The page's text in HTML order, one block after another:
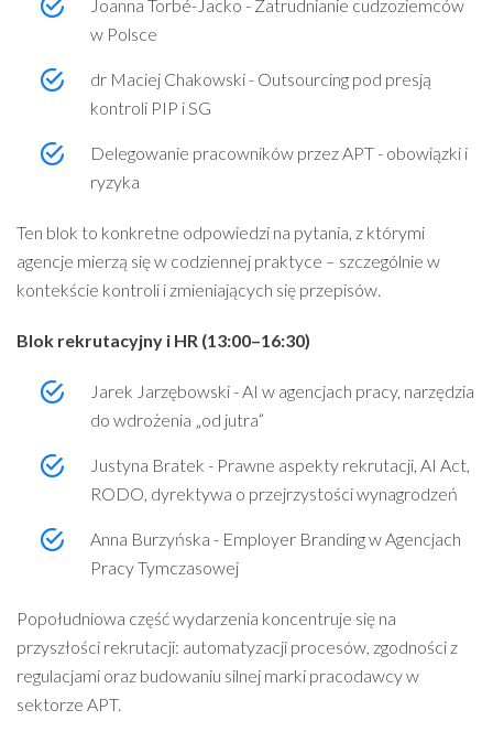
Joanna Torbé-Jacko - Zatrudnianie cudzoziemców
w Polsce
dr Maciej Chakowski - Outsourcing pod presją
kontroli PIP i SG
Delegowanie pracowników przez APT - obowiązki i
ryzyka
Ten blok to konkretne odpowiedzi na pytania, z którymi
agencje mierzą się w codziennej praktyce – szczególnie w
kontekście kontroli i zmieniających się przepisów.
Blok rekrutacyjny i HR (13:00–16:30)
Jarek Jarzębowski - AI w agencjach pracy, narzędzia
do wdrożenia „od jutra”
Justyna Bratek - Prawne aspekty rekrutacji, AI Act,
RODO, dyrektywa o przejrzystości wynagrodzeń
Anna Burzyńska - Employer Branding w Agencjach
Pracy Tymczasowej
Popołudniowa część wydarzenia koncentruje się na
przyszłości rekrutacji: automatyzacji procesów, zgodności z
regulacjami oraz budowaniu silnej marki pracodawcy w
sektorze APT.